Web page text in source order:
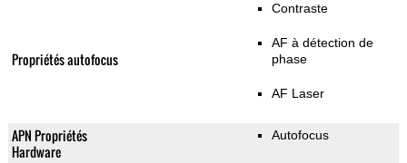
Propriétés autofocus
Contraste
AF à détection de
phase
AF Laser
APN Propriétés
Hardware
Autofocus